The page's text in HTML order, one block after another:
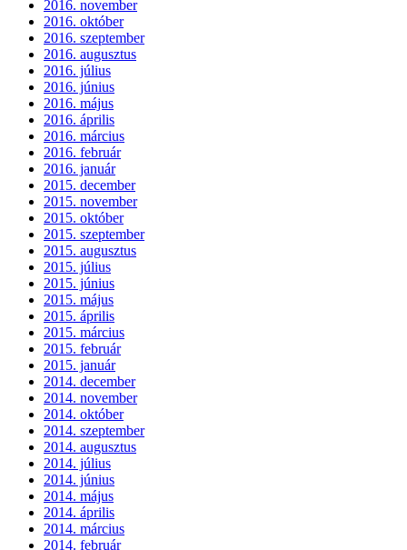
2016. november
2016. október
2016. szeptember
2016. augusztus
2016. július
2016. június
2016. május
2016. április
2016. március
2016. február
2016. január
2015. december
2015. november
2015. október
2015. szeptember
2015. augusztus
2015. július
2015. június
2015. május
2015. április
2015. március
2015. február
2015. január
2014. december
2014. november
2014. október
2014. szeptember
2014. augusztus
2014. július
2014. június
2014. május
2014. április
2014. március
2014. február